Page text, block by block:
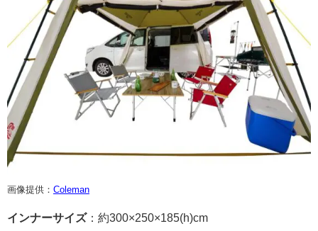
画像提供： Coleman
インナーサイズ：約300×250×185(h)cm